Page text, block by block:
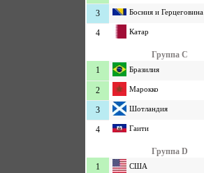
3 Босния и Герцеговина
4 Катар
Группа C
1
Бразилия
2 Марокко
3 Шотландия
4 Гаити
Группа D
1
США